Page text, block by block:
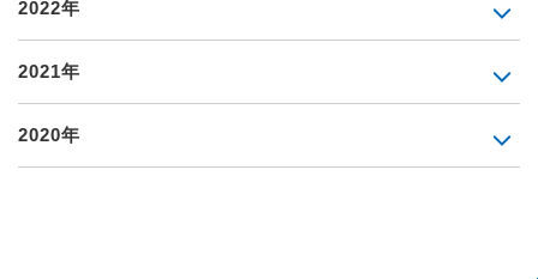
2022年
2021年
2020年